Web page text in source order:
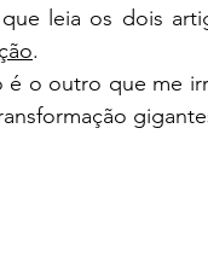
leia os dois
.
é o outro que me